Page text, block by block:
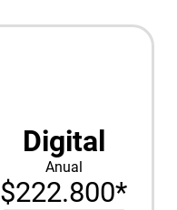
Digital
Anual
$222.800*